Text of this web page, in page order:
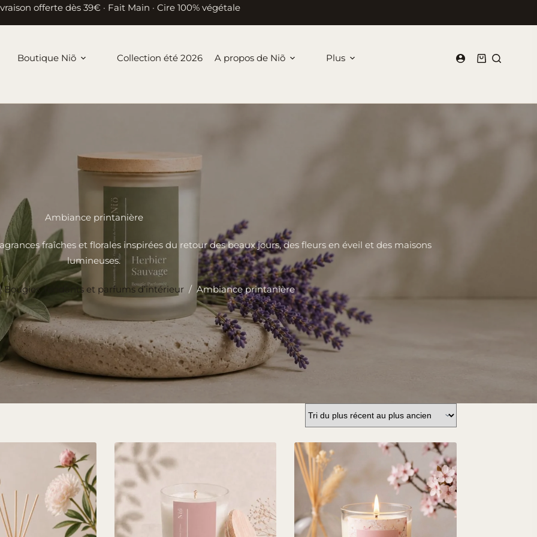
offerte dès 39€ · Fait Main · Cire 100% végétale
Boutique Niõ Collection été 2026 A propos de Niõ Plus
Panier
Ambiance printanière
fraîches et florales inspirées du retour des beaux jours, des fleurs en éveil et des maisons
lumineuses.
Bougies, fondants et parfums d’intérieur / Ambiance printanière